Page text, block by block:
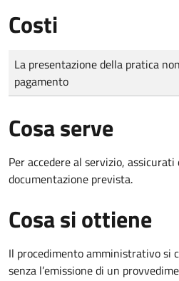
Costi
Tipo di pagamento
Importo
La presentazione della pratica
pagamento
Cosa serve
Per accedere al servizio,
documentazione prevista.
Cosa si ottiene
Il procedimento amministrativo si
senza l’emissione di un